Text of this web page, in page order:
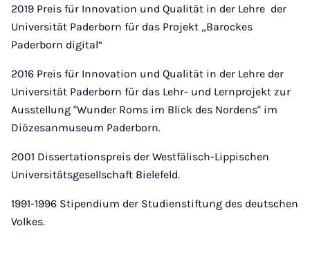
2019 Preis für Innovation und Qualität in der Lehre der
Universität Paderborn für das Projekt „Barockes
Paderborn digital“
2016 Preis für Innovation und Qualität in der Lehre der
Universität Paderborn für das Lehr- und Lernprojekt zur
Ausstellung "Wunder Roms im Blick des Nordens" im
Diözesanmuseum Paderborn.
2001 Dissertationspreis der Westfälisch-Lippischen
Universitätsgesellschaft Bielefeld.
1991-1996 Stipendium der Studienstiftung des deutschen
Volkes.